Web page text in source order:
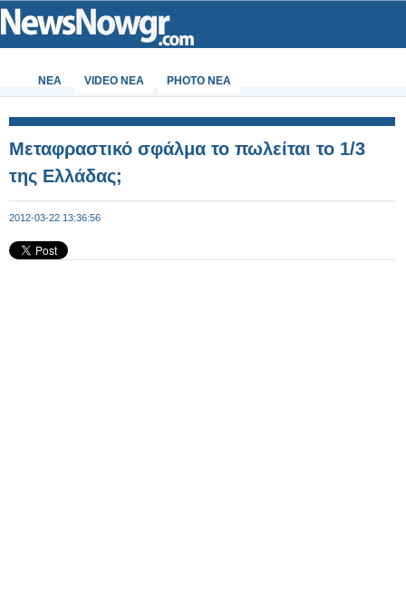
ΝΕΑ VIDEO NEA PHOTO NEA
Μεταφραστικό σφάλμα το πωλείται το 1/3
της Ελλάδας;
2012-03-22 13:36:56